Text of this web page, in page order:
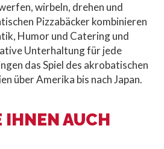
wirbeln, drehen und
Pizzabäcker kombinieren
Humor und Catering und
Unterhaltung für jede
das Spiel des akrobatischen
über Amerika bis nach Japan.
IHNEN AUCH